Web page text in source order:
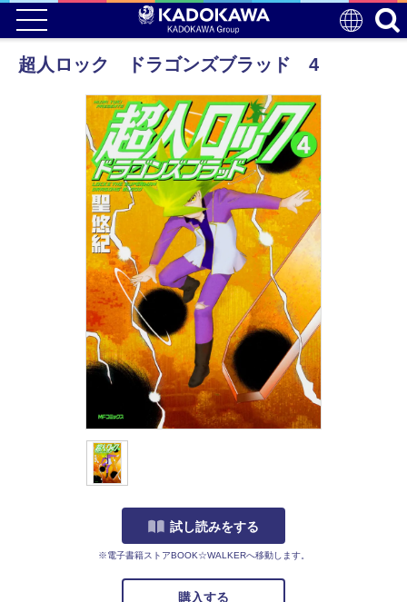
超人ロック ドラゴンズブラッド 4
試し読みをする
※電子書籍ストアBOOK☆WALKERへ移動します。
購入する